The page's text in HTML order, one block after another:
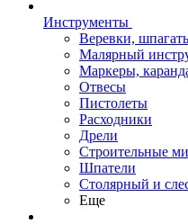
Инструменты
Веревки,
Малярный
Маркеры,
Отвесы
Пистолеты
Расходники
Дрели
Строительные
Шпатели
Столярный и
Еще